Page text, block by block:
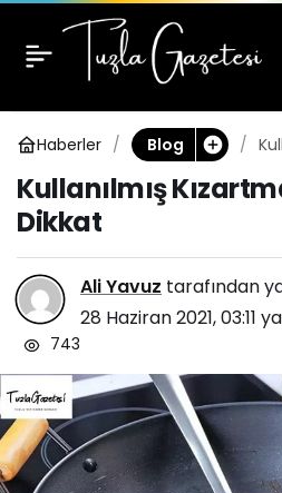
Haberler Blog
Kullanılmış
Dikkat
Ali Yavuz tarafından
28 Haziran 2021, 03:11
743
Kullanılmış Kızartma
Yağlarına Dikkat